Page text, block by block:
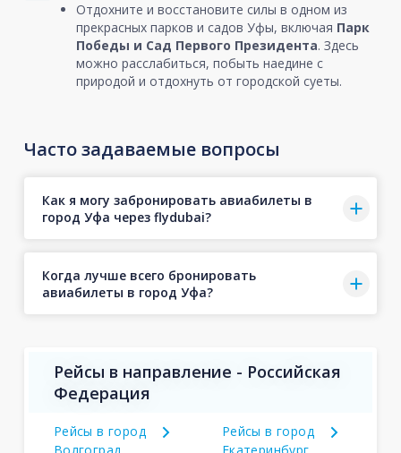
Отдохните и восстановите силы в одном из
прекрасных парков и садов Уфы, включая Парк
Победы и Сад Первого Президента. Здесь
можно расслабиться, побыть наедине с
природой и отдохнуть от городской суеты.
Часто задаваемые вопросы
Как я могу забронировать авиабилеты в
город Уфа через flydubai?
Когда лучше всего бронировать
авиабилеты в город Уфа?
Рейсы в направление - Российская
Федерация
Рейсы в город
Рейсы в город